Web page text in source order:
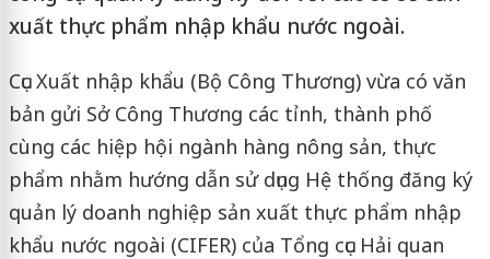
xuất thực phẩm nhập khẩu nước ngoài.
Cục Xuất nhập khẩu (Bộ Công Thương) vừa có văn
bản gửi Sở Công Thương các tỉnh, thành phố
cùng các hiệp hội ngành hàng nông sản, thực
phẩm nhằm hướng dẫn sử dụng Hệ thống đăng ký
quản lý doanh nghiệp sản xuất thực phẩm nhập
khẩu nước ngoài (CIFER) của Tổng cục Hải quan